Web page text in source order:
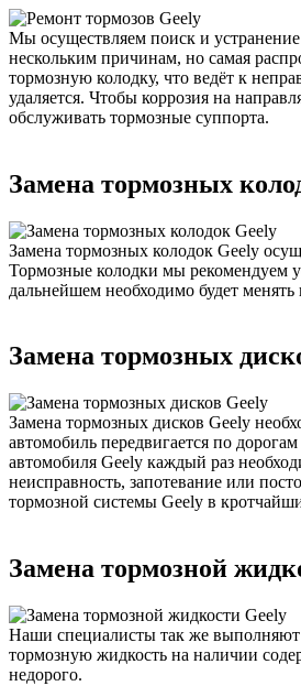
Мы осуществляем поиск и
нескольким причинам, но самая
тормозную колодку, что ведёт к
удаляется. Чтобы коррозия на
обслуживать тормозные суппорта.
Замена тормозных
Замена тормозных колодок Geely
Тормозные колодки мы рекомендуем
дальнейшем необходимо будет
Замена тормозных
Замена тормозных дисков Geely
автомобиль передвигается по
автомобиля Geely каждый раз
неисправность, запотевание или
тормозной системы Geely в
Замена тормозной
Наши специалисты так же выполняют
тормозную жидкость на наличии
недорого.